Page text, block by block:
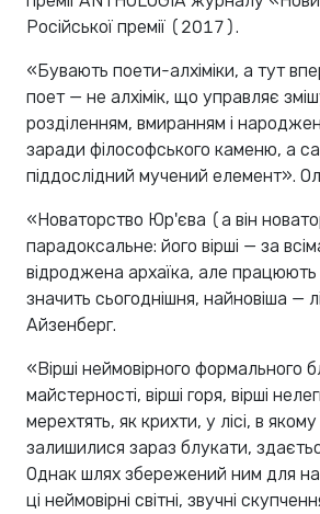
Російської премії (2017).
«Бувають поети-алхіміки, а тут
поет — не алхімік, що управляє
розділенням, вмиранням і
заради філософського каменю, а
піддослідний мучений елемент».
«Новаторство Юр'єва (а він
парадоксальне: його вірші — за
відроджена архаїка, але працюють
значить сьогоднішня, найновіша —
Айзенберг.
«Вірші неймовірного формального
майстерності, вірші горя, вірші
мерехтять, як крихти, у лісі, в
залишилися зараз блукати,
Однак шлях збережений ним для
ці неймовірні світні, звучні